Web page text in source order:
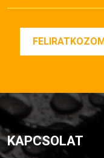
KAPCSOLAT